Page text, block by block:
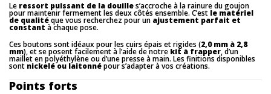
Le ressort puissant de la douilles’accroche à la rainure du goujon
pour maintenir fermement les deux côtés ensemble. C’est le matériel
de qualitéque vous recherchez pour un ajustement parfait et
constant à chaque pose.
Ces boutons sont idéaux pour les cuirs épais et rigides (2,0 mm à 2,8
mm), et se posent facilement à l’aide de notre kit à frapper, d’un
maillet en polyéthylène ou d’une presse à main. Les finitions disponibles
sont nickelé ou laitonnépour s’adapter à vos créations.
Points forts